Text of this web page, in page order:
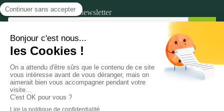
Inscrivez-vous à notre newsletter
@ 2026 Création Parquets & Carrelages
Mentions légales
CGV